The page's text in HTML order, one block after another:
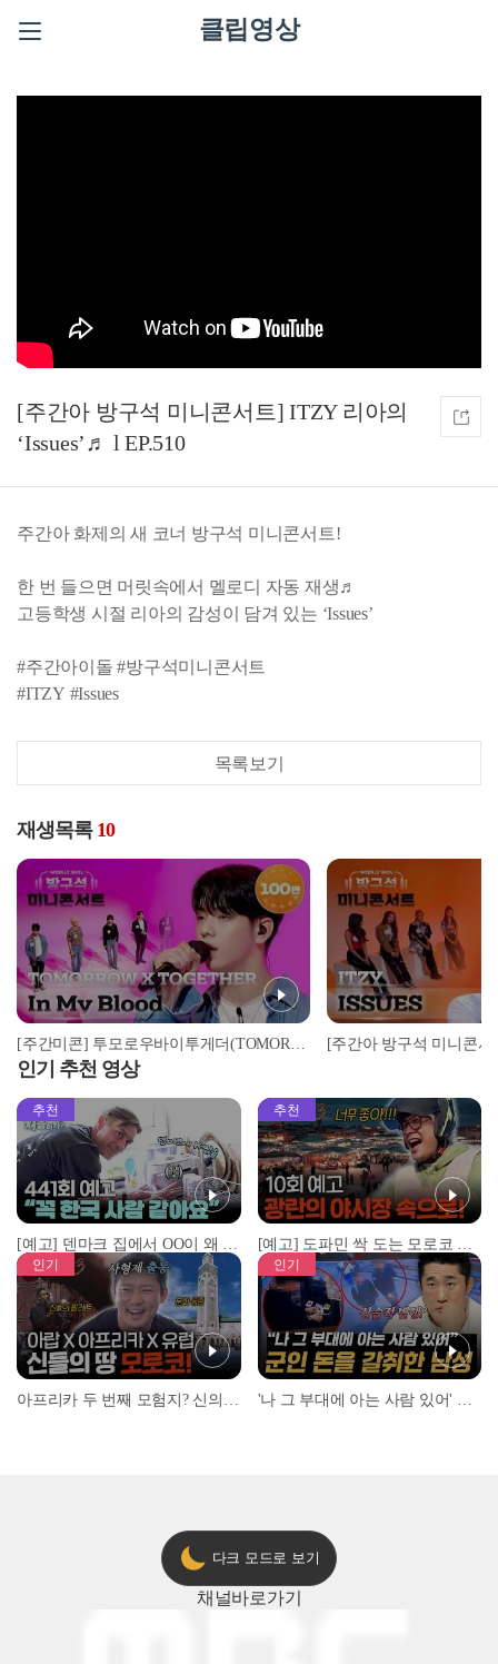
클립영상
[주간아 방구석 미니콘서트] ITZY 리아의
‘Issues’♬ l EP.510
주간아 화제의 새 코너 방구석 미니콘서트!
한 번 들으면 머릿속에서 멜로디 자동 재생♬
고등학생 시절 리아의 감성이 담겨 있는 ‘Issues’
#주간아이돌 #방구석미니콘서트
#ITZY #Issues
목록보기
재생목록 10
[주간미콘] 투모로우바이투게더(TOMORROW X TOGETHER)의 ‘In My Blood’♬ full ver. l EP.515
인기 추천 영상
추천
[예고] 덴마크 집에서 OO이 왜 나와...? 이상할 정도로 한국을 사랑하는 우리 형을 제보합니다!
추천
[예고] 도파민 싹 도는 모로코 야시장 투어!
인기 인기
다크 모드로 보기
채널바로가기